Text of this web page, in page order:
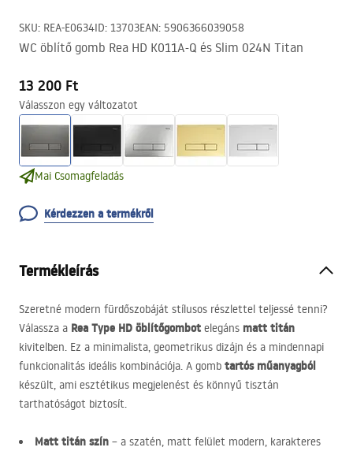
SKU: REA-E0634ID: 13703EAN: 5906366039058
WC öblítő gomb Rea HD K011A-Q és Slim 024N Titan
13 200 Ft
Válasszon egy változatot
Mai Csomagfeladás
Kérdezzen a termékről
Termékleírás
Szeretné modern fürdőszobáját stílusos részlettel teljessé tenni?
Válassza a Rea Type HD öblítőgombot elegáns matt titán
kivitelben. Ez a minimalista, geometrikus dizájn és a mindennapi
funkcionalitás ideális kombinációja. A gomb tartós műanyagból
készült, ami esztétikus megjelenést és könnyű tisztán
tarthatóságot biztosít.
Matt titán szín – a szatén, matt felület modern, karakteres